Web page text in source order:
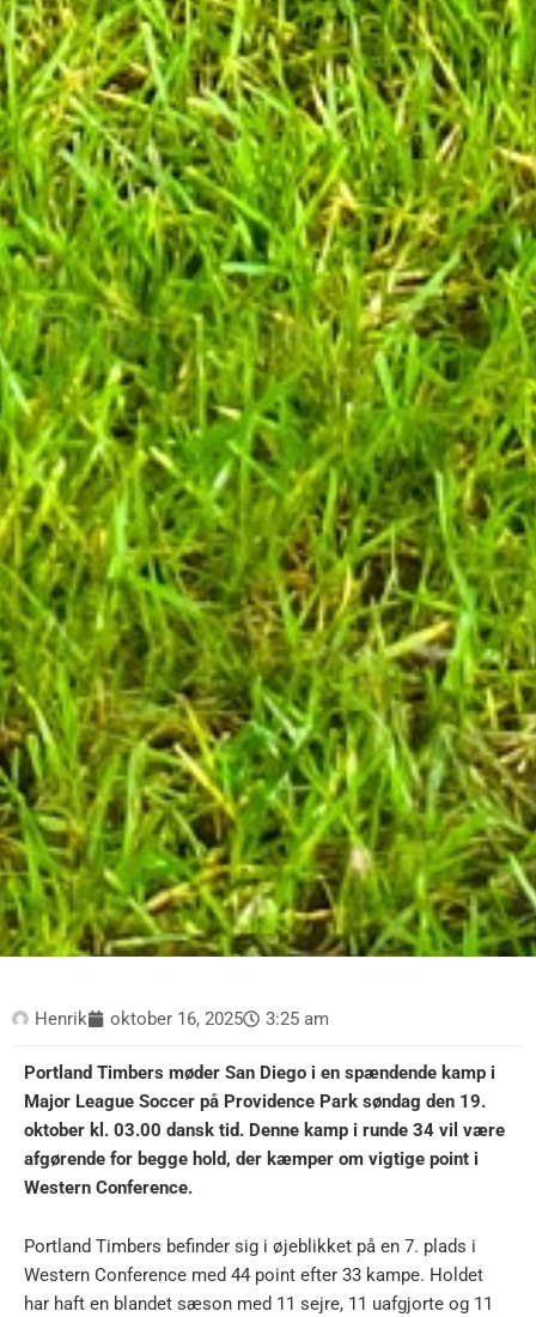
Henrik oktober 16, 2025 3:25 am
Portland Timbers møder San Diego i en spændende kamp i
Major League Soccer på Providence Park søndag den 19.
oktober kl. 03.00 dansk tid. Denne kamp i runde 34 vil være
afgørende for begge hold, der kæmper om vigtige point i
Western Conference.
Portland Timbers befinder sig i øjeblikket på en 7. plads i
Western Conference med 44 point efter 33 kampe. Holdet
har haft en blandet sæson med 11 sejre, 11 uafgjorte og 11